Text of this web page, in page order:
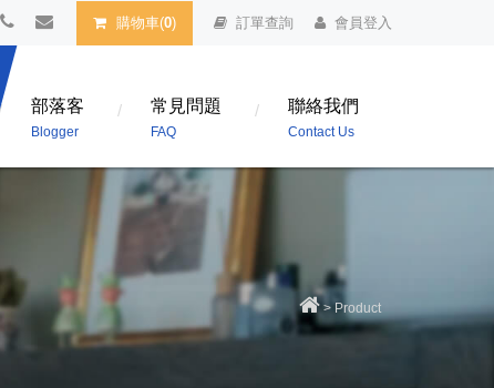
購物車(0) 訂單查詢 會員登入
部落客
Blogger
常見問題
FAQ
聯絡我們
Contact Us
> Product